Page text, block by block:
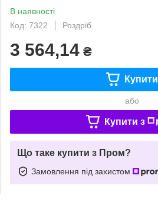
В наявності
Код: 7322
Роздріб
3 564,14 ₴
Купити
або
Купити з
Що таке купити з Пром?
Замовлення під захистом